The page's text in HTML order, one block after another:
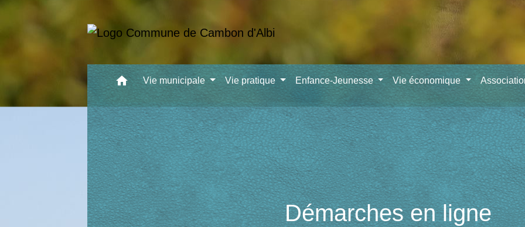
home Vie municipale Vie pratique Enfance-Jeunesse Vie économique
Démarches en ligne